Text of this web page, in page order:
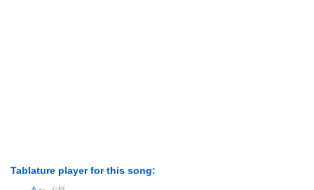
Tablature player for this song: